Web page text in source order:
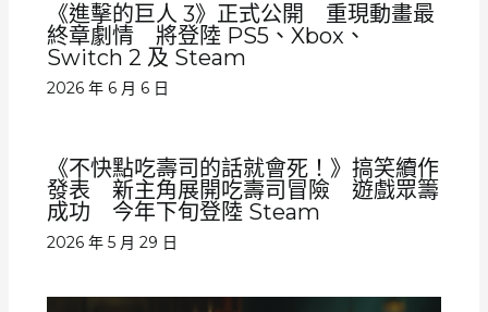
《進擊的巨人 3》正式公開 重現動畫最
終章劇情 將登陸 PS5、Xbox、
Switch 2 及 Steam
2026 年 6 月 6 日
《不快點吃壽司的話就會死！》搞笑續作
發表 新主角展開吃壽司冒險 遊戲眾籌
成功 今年下旬登陸 Steam
2026 年 5 月 29 日